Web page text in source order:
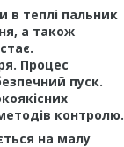
в теплі пальник
а також
Процес
пуск.
контролю.
на малу